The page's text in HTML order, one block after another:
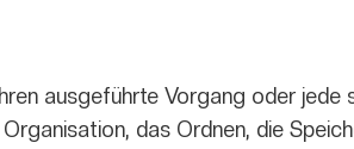
ausgeführte Vorgang oder jede
das Ordnen, die